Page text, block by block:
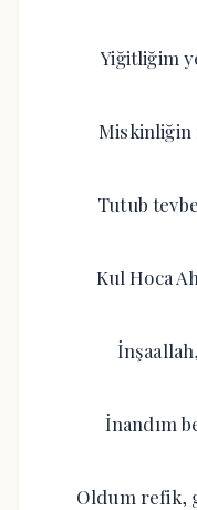
Yiğitliğim
Miskinliğin
Tutub
Kul Hoca
İnandım
Oldum refik,